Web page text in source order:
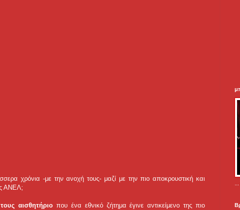
χρόνια -με την ανοχή τους- μαζί με την πιο αποκρουστική και
ΑΝΕΛ;
αισθητήριο που ένα εθνικό ζήτημα έγινε αντικείμενο της πιο